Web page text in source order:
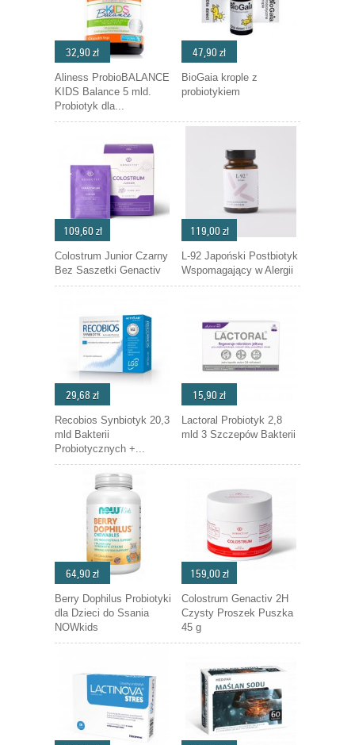
32,90 zł
Aliness ProbioBALANCE
KIDS Balance 5 mld.
Probiotyk dla...
47,90 zł
BioGaia krople z
probiotykiem
109,60 zł
Colostrum Junior Czarny
Bez Saszetki Genactiv
119,00 zł
L-92 Japoński Postbiotyk
Wspomagający w Alergii
29,68 zł
Recobios Synbiotyk 20,3
mld Bakterii
Probiotycznych +...
15,90 zł
Lactoral Probiotyk 2,8
mld 3 Szczepów Bakterii
64,90 zł
Berry Dophilus Probiotyki
dla Dzieci do Ssania
NOWkids
159,00 zł
Colostrum Genactiv 2H
Czysty Proszek Puszka
45 g